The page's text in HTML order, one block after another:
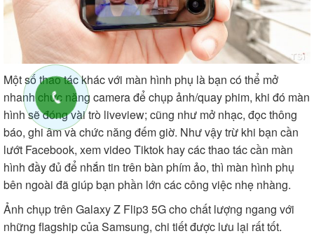
Một số thao tác khác với màn hình phụ là bạn có thể mở
nhanh chức năng camera để chụp ảnh/quay phim, khi đó màn
hình sẽ đóng vài trò liveview; cũng như mở nhạc, đọc thông
báo, ghi âm và chức năng đếm giờ. Như vậy trừ khi bạn cần
lướt Facebook, xem video Tiktok hay các thao tác cần màn
hình đầy đủ để nhắn tin trên bàn phím ảo, thì màn hình phụ
bên ngoài đã giúp bạn phần lớn các công việc nhẹ nhàng.
Ảnh chụp trên Galaxy Z Flip3 5G cho chất lượng ngang với
những flagship của Samsung, chi tiết được lưu lại rất tốt.